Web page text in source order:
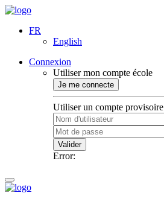
FR
English
Connexion
Utiliser mon compte école
Je me connecte
Utiliser un compte provisoire
Valider
Error: